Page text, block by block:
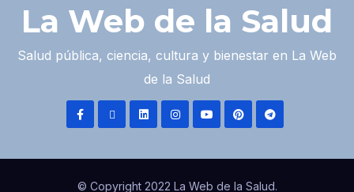
La Web de la Salud
Salud pública, ciencia, cultura y bienestar en La Web
de la Salud
© Copyright 2022 La Web de la Salud.